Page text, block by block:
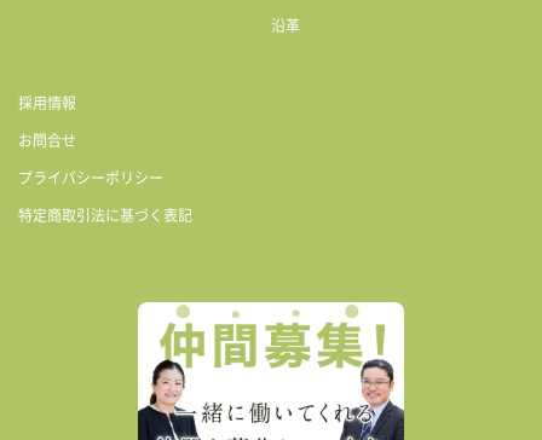
沿革
採用情報
お問合せ
プライバシーポリシー
特定商取引法に基づく表記